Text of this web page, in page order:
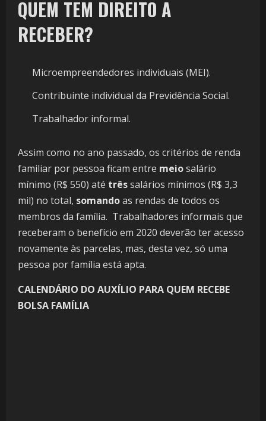
QUEM TEM DIREITO A
RECEBER?
Microempreendedores individuais (MEI).
Contribuinte individual da Previdência Social.
​Trabalhador informal.
Assim como no ano passado, os critérios de renda
familiar por pessoa ficam entre meiosalário
mínimo (R$ 550) até trêssalários mínimos (R$ 3,3
mil) no total, somandoas rendas de todos os
membros da família. Trabalhadores informais que
receberam o benefício em 2020 deverão ter acesso
novamente às parcelas, mas, desta vez, só uma
pessoa por família está apta.
CALENDÁRIO DO AUXÍLIO PARA QUEM RECEBE
BOLSA FAMÍLIA